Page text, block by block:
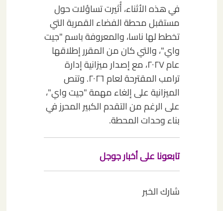
في هذه الأثناء، أُثيرت تساؤلات حول
مستقبل محطة الفضاء القمرية التي
تخطط لها ناسا، والمعروفة باسم "جيت
واي"، والتي كان من المقرر إطلاقها
عام ٢٠٢٧، مع إصدار ميزانية إدارة
ترامب المقترحة لعام ٢٠٢٦. وتنص
الميزانية على إلغاء مهمة "جيت واي"،
على الرغم من التقدم الكبير المحرز في
بناء وحدات المحطة.
تابعونا على أخبار جوجل
شارك الخبر